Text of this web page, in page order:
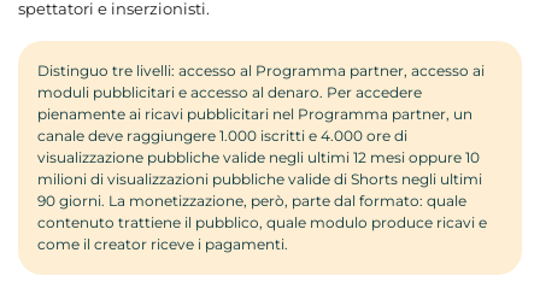
spettatori e inserzionisti.
Distinguo tre livelli: accesso al Programma partner, accesso ai
moduli pubblicitari e accesso al denaro. Per accedere
pienamente ai ricavi pubblicitari nel Programma partner, un
canale deve raggiungere 1.000 iscritti e 4.000 ore di
visualizzazione pubbliche valide negli ultimi 12 mesi oppure 10
milioni di visualizzazioni pubbliche valide di Shorts negli ultimi
90 giorni. La monetizzazione, però, parte dal formato: quale
contenuto trattiene il pubblico, quale modulo produce ricavi e
come il creator riceve i pagamenti.